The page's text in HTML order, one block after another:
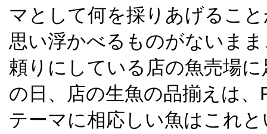
マとして何を採りあげるこ
思い浮かべるものがないま
頼りにしている店の魚売場
の日、店の生魚の品揃えは
テーマに相応しい魚はこれ